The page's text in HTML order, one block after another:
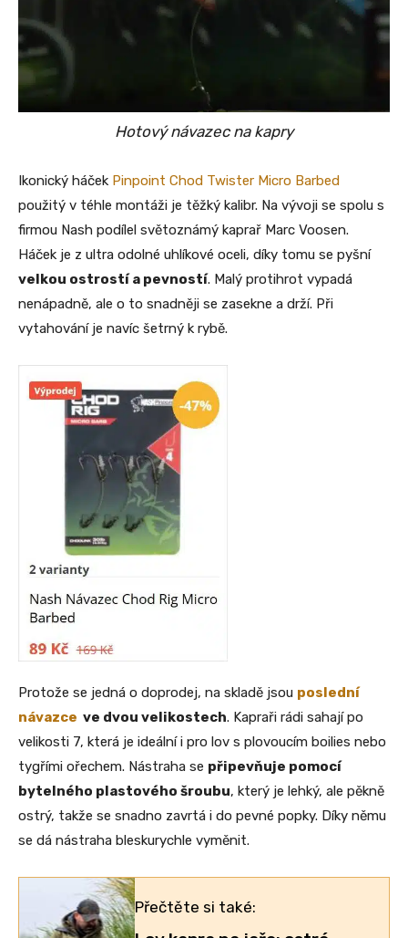
Hotový návazec na kapry
Ikonický háček Pinpoint Chod Twister Micro Barbed
použitý v téhle montáži je těžký kalibr. Na vývoji se spolu s
firmou Nash podílel světoznámý kaprař Marc Voosen.
Háček je z ultra odolné uhlíkové oceli, díky tomu se pyšní
velkou ostrostí a pevností. Malý protihrot vypadá
nenápadně, ale o to snadněji se zasekne a drží. Při
vytahování je navíc šetrný k rybě.
Protože se jedná o doprodej, na skladě jsou poslední
návazce ve dvou velikostech. Kapraři rádi sahají po
velikosti 7, která je ideální i pro lov s plovoucím boilies nebo
tygřími ořechem. Nástraha se připevňuje pomocí
bytelného plastového šroubu, který je lehký, ale pěkně
ostrý, takže se snadno zavrtá i do pevné popky. Díky němu
se dá nástraha bleskurychle vyměnit.
Přečtěte si také: